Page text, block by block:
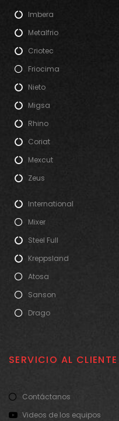
Imbera
Metalfrio
Criotec
Friocima
Nieto
Migsa
Rhino
Coriat
Mexcut
Zeus
International
Mixer
Steel Full
Kreppsland
Atosa
Sanson
Drago
SERVICIO AL CLIENTE
Contáctanos
Videos de los equipos